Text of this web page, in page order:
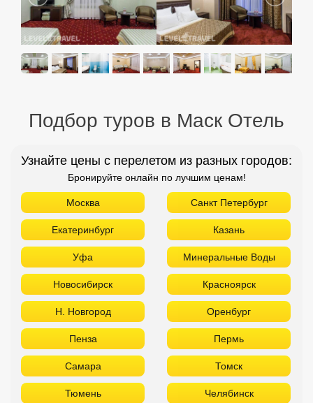
Подбор туров в Маск Отель
Узнайте цены с перелетом из разных городов:
Бронируйте онлайн по лучшим ценам!
Москва Санкт Петербург
Екатеринбург Казань
Уфа Минеральные Воды
Новосибирск Красноярск
Н. Новгород Оренбург
Пенза Пермь
Самара Томск
Тюмень Челябинск